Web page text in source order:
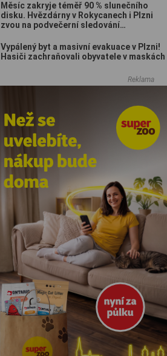
Měsíc zakryje téměř 90 % slunečního
disku. Hvězdárny v Rokycanech i Plzni
zvou na podvečerní sledování
Vypálený byt a masivní evakuace v Plzni!
Hasiči zachraňovali obyvatele v maskách
Reklama